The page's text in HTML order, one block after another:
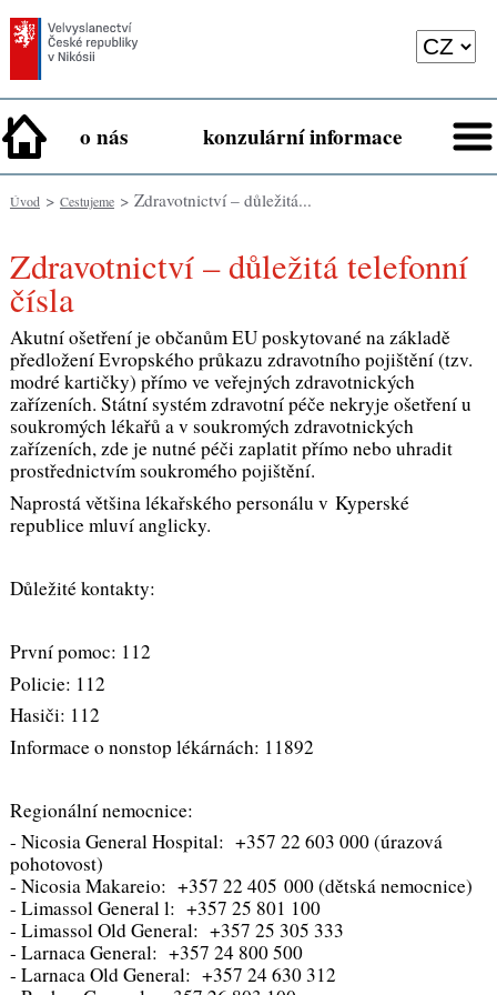
o nás konzulární informace
Úvod> Cestujeme> Zdravotnictví – důležitá...
Zdravotnictví – důležitá telefonní
čísla
Akutní ošetření je občanům EU poskytované na základě
předložení Evropského průkazu zdravotního pojištění (tzv.
modré kartičky) přímo ve veřejných zdravotnických
zařízeních. Státní systém zdravotní péče nekryje ošetření u
soukromých lékařů a v soukromých zdravotnických
zařízeních, zde je nutné péči zaplatit přímo nebo uhradit
prostřednictvím soukromého pojištění.
Naprostá většina lékařského personálu v Kyperské
republice mluví anglicky.
Důležité kontakty:
První pomoc: 112
Policie: 112
Hasiči: 112
Informace o nonstop lékárnách: 11892
Regionální nemocnice:
- Nicosia General Hospital: +357 22 603 000 (úrazová
pohotovost)
- Nicosia Makareio: +357 22 405 000 (dětská nemocnice)
- Limassol General l: +357 25 801 100
- Limassol Old General: +357 25 305 333
- Larnaca General: +357 24 800 500
- Larnaca Old General: +357 24 630 312